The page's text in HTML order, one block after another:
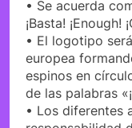
• Se acuerda
¡Basta!
• El logotipo
europea
espinos en
de las palabras
• Los diferentes